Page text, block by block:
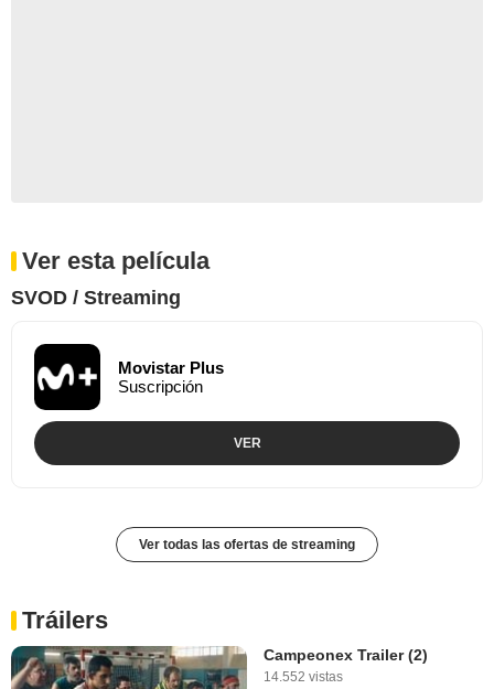
Ver esta película
SVOD / Streaming
Movistar Plus
Suscripción
VER
Ver todas las ofertas de streaming
Tráilers
Campeonex Trailer (2)
14.552 vistas